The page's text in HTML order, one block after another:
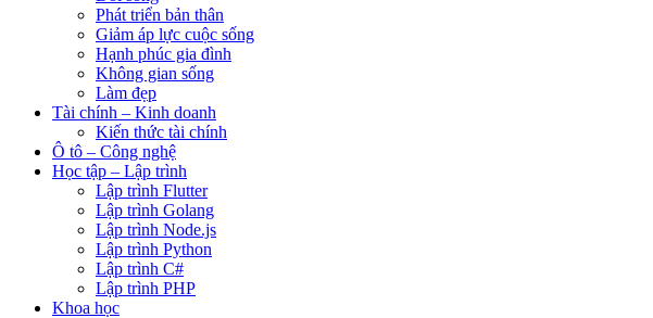
Phát triển bản thân
Giảm áp lực cuộc sống
Hạnh phúc gia đình
Không gian sống
Làm đẹp
Tài chính – Kinh doanh
Kiến thức tài chính
Ô tô – Công nghệ
Học tập – Lập trình
Lập trình Flutter
Lập trình Golang
Lập trình Node.js
Lập trình Python
Lập trình C#
Lập trình PHP
Khoa học